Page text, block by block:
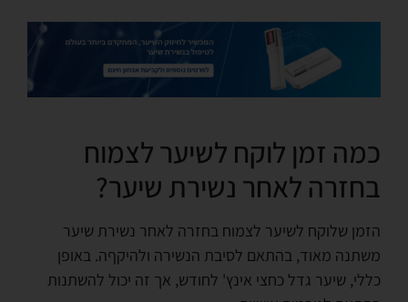
כמה זמן לוקח לשיער לצמוח
בחזרה לאחר נשירת שיער?
הזמן שלוקח לשיער לצמוח בחזרה לאחר נשירת שיער
משתנה מאוד, בהתאם לסיבת הנשירה ולהיקףה. באופן
כללי, שיער גדל כחצי אינץ' לחודש, אך זה יכול להשתנות